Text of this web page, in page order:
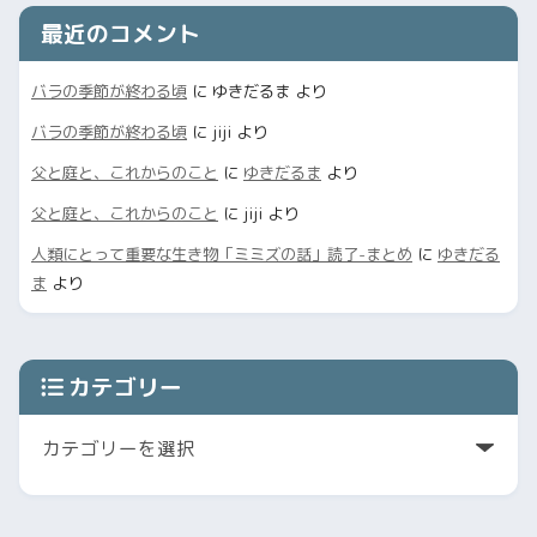
最近のコメント
バラの季節が終わる頃 に ゆきだるま より
バラの季節が終わる頃 に jiji より
父と庭と、これからのこと に ゆきだるま より
父と庭と、これからのこと に jiji より
人類にとって重要な生き物「ミミズの話」読了-まとめ に ゆきだる
ま より
カテゴリー